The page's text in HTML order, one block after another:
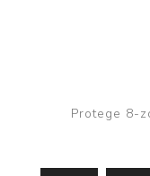
Protege 8-